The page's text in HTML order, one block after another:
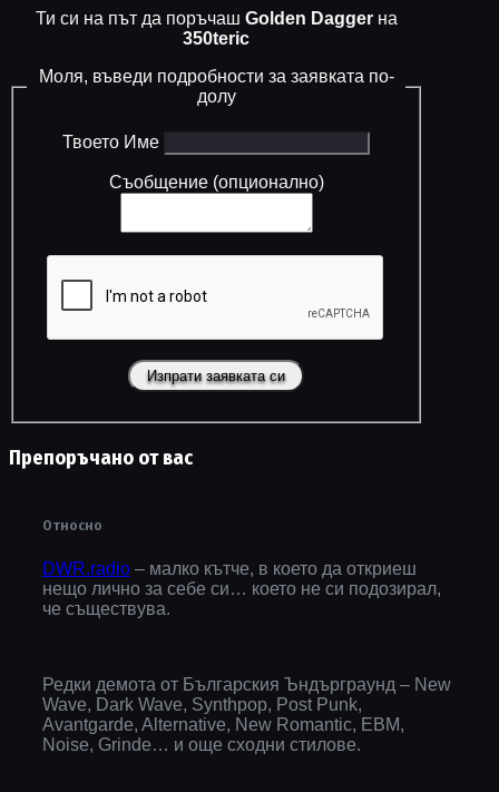
Ти си на път да поръчаш Golden Daggerна
350teric
Моля, въведи подробности за заявката по-
долу
Твоето Име
Съобщение (опционално)
Препоръчано от вас
Относно
DWR.radio – малко кътче, в което да откриеш
нещо лично за себе си… което не си подозирал,
че съществува.
Редки демота от Българския Ъндърграунд – New
Wave, Dark Wave, Synthpop, Post Punk,
Avantgarde, Alternative, New Romantic, EBM,
Noise, Grinde… и още сходни стилове.